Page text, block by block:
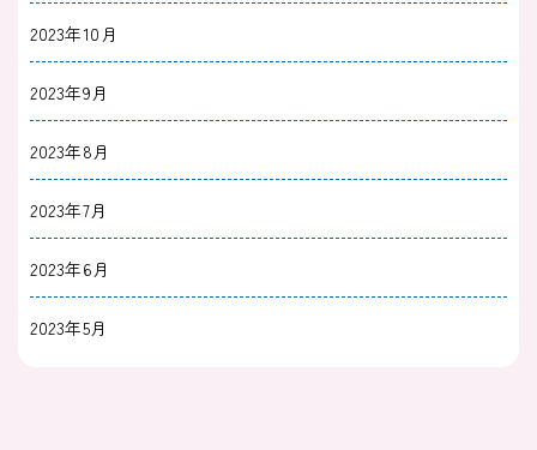
2023年10月
2023年9月
2023年8月
2023年7月
2023年6月
2023年5月